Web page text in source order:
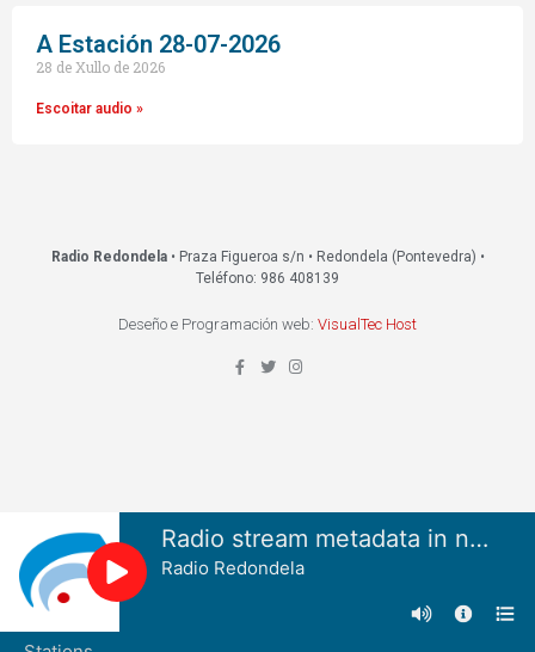
A Estación 28-07-2026
28 de Xullo de 2026
Escoitar audio »
Radio Redondela• Praza Figueroa s/n • Redondela (Pontevedra) •
Teléfono: 986 408139
Deseño e Programación web: VisualTec Host
Radio stream metadata in not available.
Radio Redondela